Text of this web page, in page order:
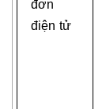
đơn
điện tử